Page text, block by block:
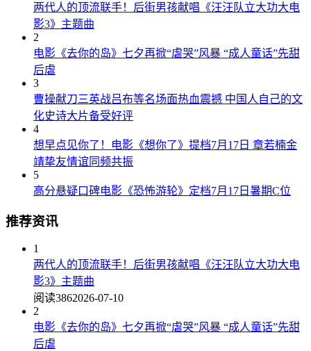
两代人的顶流联手！后街男孩献唱《汪汪队立大功大电
影3》主题曲
2
电影《去你的岛》七夕再掀“虐哭”风暴 “成人童话”先甜
后虐
3
曹操献刀三英战吕布等名场面热血震撼 中国人自己的文
化史诗大片备受好评
4
想早点见你了！电影《想你了》提档7月17日 章若楠金
靖挚友情谊同频共振
5
高分悬疑口碑电影《恐怖游轮》定档7月17日暑期C位
推荐资讯
1
两代人的顶流联手！后街男孩献唱《汪汪队立大功大电
影3》主题曲
阅读3862026-07-10
2
电影《去你的岛》七夕再掀“虐哭”风暴 “成人童话”先甜
后虐